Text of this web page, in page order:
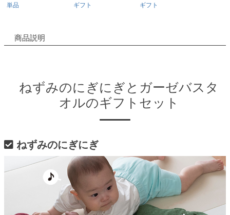
単品 ギフト ギフト
商品説明
ねずみのにぎにぎとガーゼバスタ
オルのギフトセット
ねずみのにぎにぎ